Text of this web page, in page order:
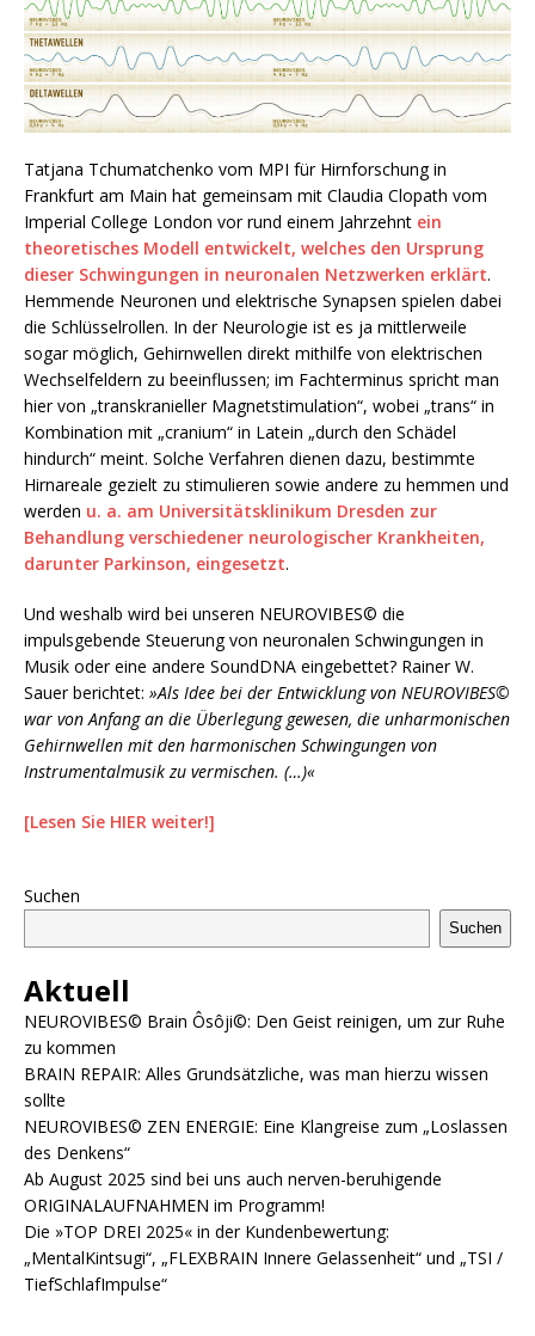
Tatjana Tchumatchenko vom MPI für Hirnforschung in
Frankfurt am Main hat gemeinsam mit Claudia Clopath vom
Imperial College London vor rund einem Jahrzehnt ein
theoretisches Modell entwickelt, welches den Ursprung
dieser Schwingungen in neuronalen Netzwerken erklärt.
Hemmende Neuronen und elektrische Synapsen spielen dabei
die Schlüsselrollen. In der Neurologie ist es ja mittlerweile
sogar möglich, Gehirnwellen direkt mithilfe von elektrischen
Wechselfeldern zu beeinflussen; im Fachterminus spricht man
hier von „transkranieller Magnetstimulation“, wobei „trans“ in
Kombination mit „cranium“ in Latein „durch den Schädel
hindurch“ meint. Solche Verfahren dienen dazu, bestimmte
Hirnareale gezielt zu stimulieren sowie andere zu hemmen und
werden u. a. am Universitätsklinikum Dresden zur
Behandlung verschiedener neurologischer Krankheiten,
darunter Parkinson, eingesetzt.
Und weshalb wird bei unseren NEUROVIBES© die
impulsgebende Steuerung von neuronalen Schwingungen in
Musik oder eine andere SoundDNA eingebettet? Rainer W.
Sauer berichtet: »Als Idee bei der Entwicklung von NEUROVIBES©
war von Anfang an die Überlegung gewesen, die unharmonischen
Gehirnwellen mit den harmonischen Schwingungen von
Instrumentalmusik zu vermischen. (…)«
[Lesen Sie HIER weiter!]
Suchen
Suchen
Aktuell
NEUROVIBES© Brain Ôsôji©: Den Geist reinigen, um zur Ruhe
zu kommen
BRAIN REPAIR: Alles Grundsätzliche, was man hierzu wissen
sollte
NEUROVIBES© ZEN ENERGIE: Eine Klangreise zum „Loslassen
des Denkens“
Ab August 2025 sind bei uns auch nerven-beruhigende
ORIGINALAUFNAHMEN im Programm!
Die »TOP DREI 2025« in der Kundenbewertung:
„MentalKintsugi“, „FLEXBRAIN Innere Gelassenheit“ und „TSI /
TiefSchlafImpulse“